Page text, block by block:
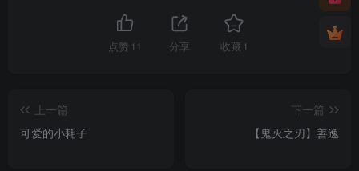
点赞 11 分享 收藏 1
上一篇
可爱的小耗子
下一篇
【鬼灭之刃】善逸